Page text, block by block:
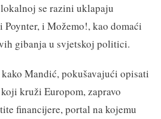
lokalnoj se razini uklapaju
i Možemo!, kao domaći
gibanja u svjetskoj politici.
Mandić, pokušavajući opisati
kruži Europom, zapravo
financijere, portal na kojemu